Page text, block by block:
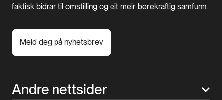
faktisk bidrar til omstilling og eit meir berekraftig samfunn.
Meld deg på nyhetsbrev
Andre nettsider